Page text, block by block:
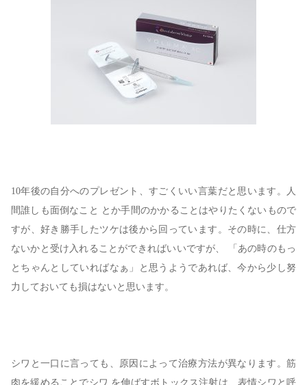
10年後の自分へのプレゼント、すごくいい言葉だと思います。人
間誰しも面倒なこと とか手間のかかることはやりたくないもので
すが、好き勝手したツケは後から回っています。その時に、仕方
ないかと受け入れることができればいいですが、 「あの時のもっ
とちゃんとしていればなぁ」と思うようであれば、今から少し努
力しておいても損はないと思います。
シワと一口に言っても、原因によって治療方法が異なります。筋
肉を緩めることでシワ を伸ばすボトックス注射は、表情シワと呼